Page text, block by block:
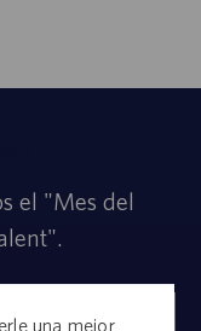
una mejor
el "Mes del